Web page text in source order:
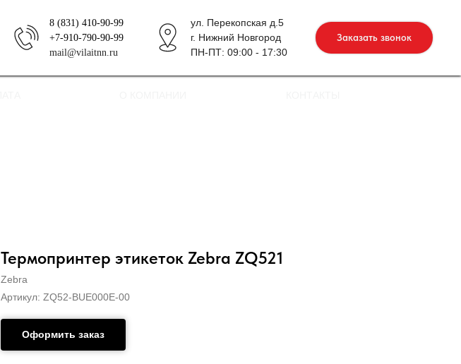
8 (831) 410-90-99
+7-910-790-90-99
mail@vilaitnn.ru
ул. Перекопская д.5
г. Нижний Новгород
ПН-ПТ: 09:00 - 17:30
Заказать звонок
Термопринтер этикеток Zebra ZQ521
Zebra
Артикул: ZQ52-BUE000E-00
Оформить заказ